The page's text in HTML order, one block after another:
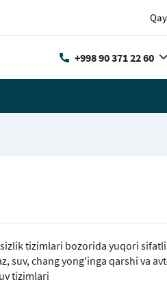
+998 90 371 22 60
tizimlari bozorida yuqori
suv, chang yong'inga qarshi va
tizimlari